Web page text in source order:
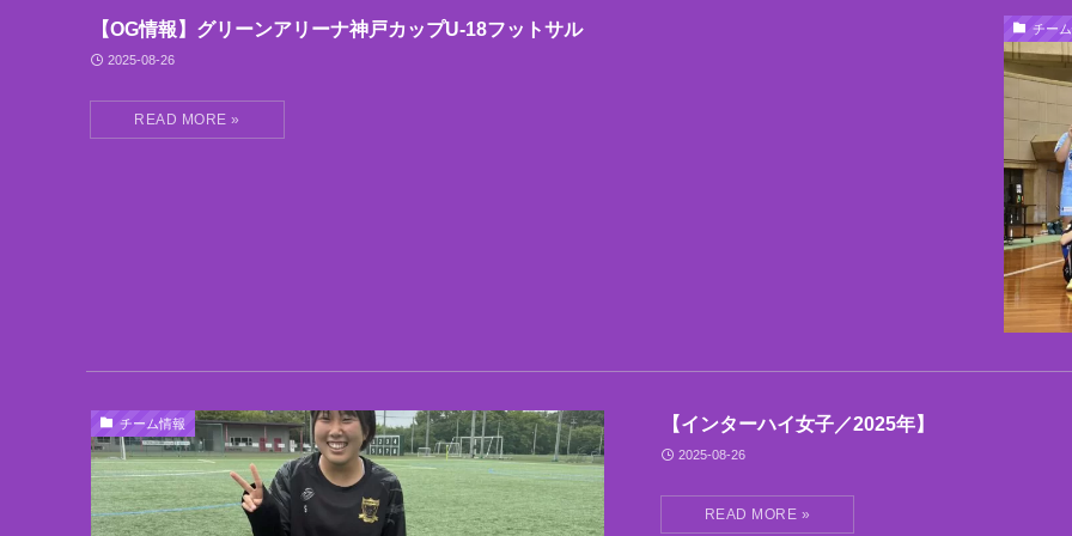
チー
【OG情報】グリーンアリーナ神戸カップU-18フットサル
2025-08-26
チーム情報 【インターハイ女子／2025年】
2025-08-26